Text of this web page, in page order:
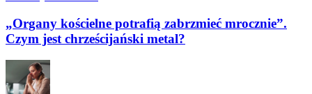
„Organy kościelne potrafią zabrzmieć mrocznie”.
Czym jest chrześcijański metal?